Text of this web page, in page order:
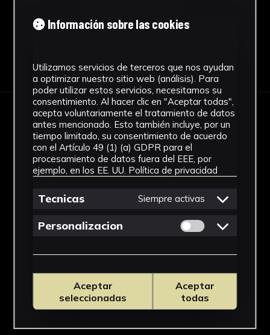
Descargar Ficha
IMÁGENES
Información sobre las cookies
Utilizamos servicios de terceros que nos ayudan
a optimizar nuestro sitio web (análisis). Para
poder utilizar estos servicios, necesitamos su
consentimiento. Al hacer clic en "Aceptar todas",
acepta voluntariamente el tratamiento de datos
antes mencionado. Esto también incluye, por un
tiempo limitado, su consentimiento de acuerdo
con el Artículo 49 (1) (a) GDPR para el
procesamiento de datos fuera del EEE, por
ejemplo, en los EE. UU. Política de privacidad
Tecnicas Siempre activas
Personalizacion Permitir cookies
Aceptar
seleccionadas
Aceptar
todas